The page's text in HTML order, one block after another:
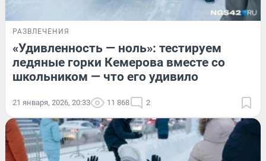
РАЗВЛЕЧЕНИЯ
«Удивленность — ноль»: тестируем
ледяные горки Кемерова вместе со
школьником — что его удивило
21 января, 2026, 20:33 11 868 2